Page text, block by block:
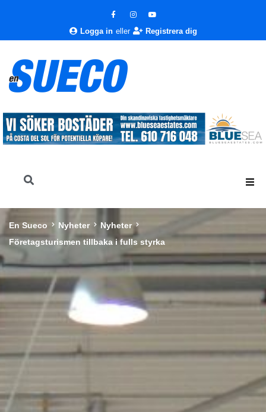
Logga in eller Registrera dig
En Sueco Nyheter
Nyheter
Företagsturismen tillbaka i fulls styrka